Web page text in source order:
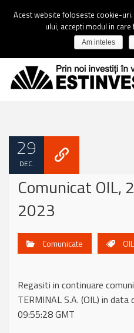
29
DEC.
Comunicat OIL,
2023
Comunicate OIL
Regasiti in continuare
TERMINAL S.A. (OIL) in
09:55:28 GMT
Acest website foloseste cookie-
ului, accepti modul in
Am inteles